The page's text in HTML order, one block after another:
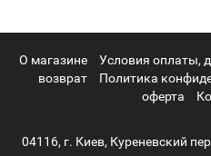
О магазине Условия оплаты,
возврат
Политика
оферта
04116, г. Киев, Куреневский